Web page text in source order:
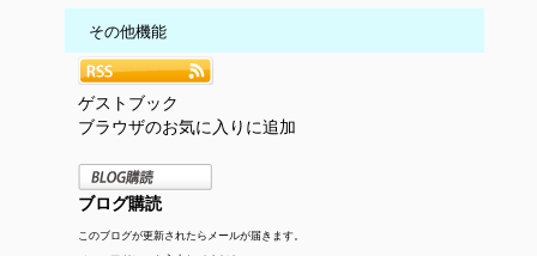
その他機能
ゲストブック
ブラウザのお気に入りに追加
ブログ購読
このブログが更新されたらメールが届きます。